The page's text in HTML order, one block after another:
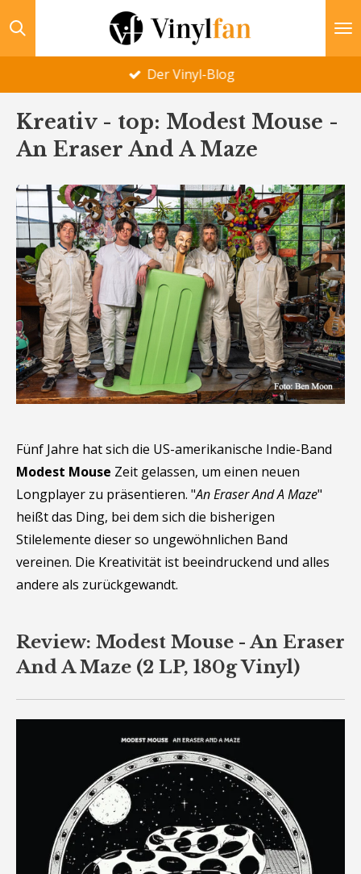
Zum
Hauptinhalt
Der Vinyl-Blog
Kreativ - top: Modest Mouse -
An Eraser And A Maze
Fünf Jahre hat sich die US-amerikanische Indie-Band
Modest Mouse Zeit gelassen, um einen neuen
Longplayer zu präsentieren. "An Eraser And A Maze"
heißt das Ding, bei dem sich die bisherigen
Stilelemente dieser so ungewöhnlichen Band
vereinen. Die Kreativität ist beeindruckend und alles
andere als zurückgewandt.
Review: Modest Mouse - An Eraser
And A Maze (2 LP, 180g Vinyl)